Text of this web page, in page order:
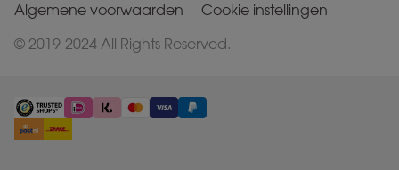
© 2019-2024 All Rights Reserved.
Algemene voorwaarden Cookie instellingen